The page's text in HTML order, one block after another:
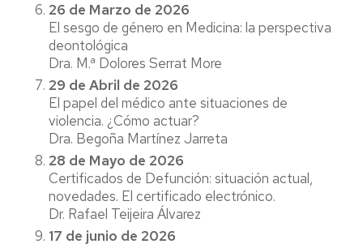
26 de Marzo de 2026
El sesgo de género en Medicina: la perspectiva
deontológica
Dra. M.ª Dolores Serrat More
29 de Abril de 2026
El papel del médico ante situaciones de
violencia. ¿Cómo actuar?
Dra. Begoña Martínez Jarreta
28 de Mayo de 2026
Certificados de Defunción: situación actual,
novedades. El certificado electrónico.
Dr. Rafael Teijeira Álvarez
17 de junio de 2026